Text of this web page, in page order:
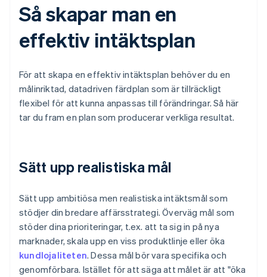
Så skapar man en
effektiv intäktsplan
För att skapa en effektiv intäktsplan behöver du en
målinriktad, datadriven färdplan som är tillräckligt
flexibel för att kunna anpassas till förändringar. Så här
tar du fram en plan som producerar verkliga resultat.
Sätt upp realistiska mål
Sätt upp ambitiösa men realistiska intäktsmål som
stödjer din bredare affärsstrategi. Överväg mål som
stöder dina prioriteringar, t.ex. att ta sig in på nya
marknader, skala upp en viss produktlinje eller öka
kundlojaliteten. Dessa mål bör vara specifika och
genomförbara. Istället för att säga att målet är att "öka